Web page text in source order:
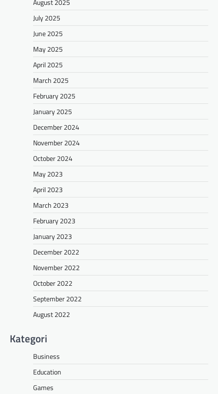
July 2025
June 2025
May 2025
April 2025
March 2025
February 2025
January 2025
December 2024
November 2024
October 2024
May 2023
April 2023
March 2023
February 2023
January 2023
December 2022
November 2022
October 2022
September 2022
August 2022
Kategori
Business
Education
Games